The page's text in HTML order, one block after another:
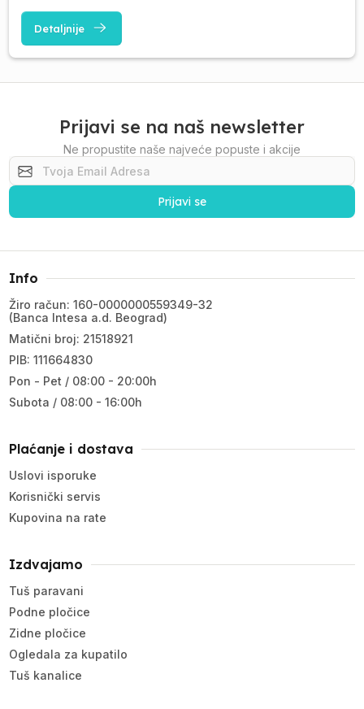
Detaljnije
Prijavi se na naš newsletter
Ne propustite naše najveće popuste i akcije
Prijavi se
Info
Žiro račun: 160-0000000559349-32
(Banca Intesa a.d. Beograd)
Matični broj: 21518921
PIB: 111664830
Pon - Pet / 08:00 - 20:00h
Subota / 08:00 - 16:00h
Plaćanje i dostava
Uslovi isporuke
Korisnički servis
Kupovina na rate
Izdvajamo
Tuš paravani
Podne pločice
Zidne pločice
Ogledala za kupatilo
Tuš kanalice